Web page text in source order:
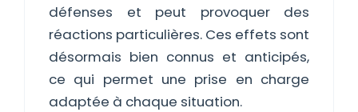
défenses et peut provoquer des
réactions particulières. Ces effets sont
désormais bien connus et anticipés,
ce qui permet une prise en charge
adaptée à chaque situation.